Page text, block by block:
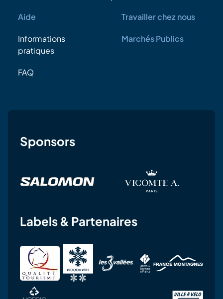
Aide
Informations
pratiques
FAQ
Travailler chez nous
Marchés Publics
Sponsors
Labels & Partenaires